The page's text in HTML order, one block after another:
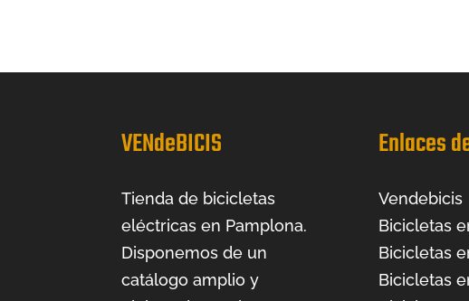
VENdeBICIS
Tienda de bicicletas
eléctricas en Pamplona.
Disponemos de un
catálogo amplio y
Enlaces
Vendebicis
Bicicletas
Bicicletas
Bicicletas